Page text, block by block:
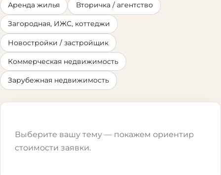
Аренда жилья Вторичка / агентство
Загородная, ИЖС, коттеджи
Новостройки / застройщик
Коммерческая недвижимость
Зарубежная недвижимость
Выберите вашу тему — покажем ориентир
стоимости заявки.